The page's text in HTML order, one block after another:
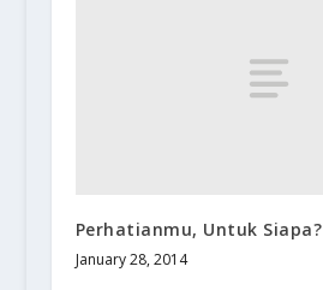
Perhatianmu, Untuk Siapa?
January 28, 2014